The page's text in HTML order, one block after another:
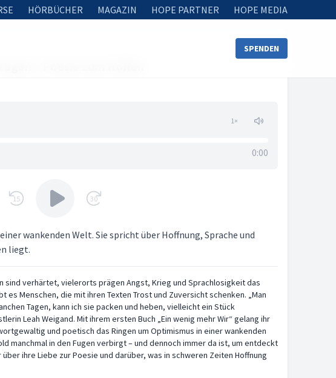
HÖRBÜCHER MAGAZIN HOPE PARTNER HOPE MEDIA
SPENDEN
1×
0:00
15 30
wankenden Welt. Sie spricht über Hoffnung, Sprache und
liegt.
sind verhärtet, vielerorts prägen Angst, Krieg und Sprachlosigkeit das
es Menschen, die mit ihren Texten Trost und Zuversicht schenken. „Man
Tagen, kann ich sie packen und heben, vielleicht ein Stück
Leah Weigand. Mit ihrem ersten Buch „Ein wenig mehr Wir“ gelang ihr
und poetisch das Ringen um Optimismus in einer wankenden
manchmal in den Fugen verbirgt – und dennoch immer da ist, um entdeckt
ihre Liebe zur Poesie und darüber, was in schweren Zeiten Hoffnung